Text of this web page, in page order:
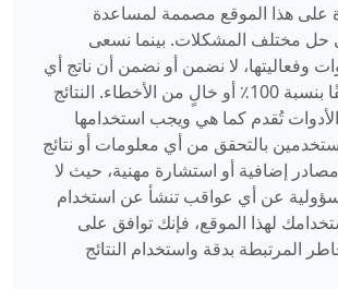
على هذا الموقع مصممة لمساعدة
حل مختلف المشكلات. بينما نسعى
وفعاليتها، لا نضمن أو نضمن أن ناتج أي
أداة سيكون دقيقًا بنسبة 100٪ أو خالٍ من الأخطاء. النتائج
الأدوات تُقدم كما هي ويجب استخدامها
بالتحقق من أي معلومات أو نتائج
إضافية أو استشارة مهنية، حيث لا
عن أي عواقب تنشأ عن استخدام
لهذا الموقع، فإنك توافق على
المرتبطة بدقة واستخدام النتائج